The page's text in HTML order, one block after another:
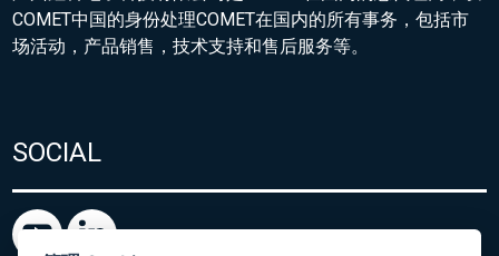
COMET中国的身份处理COMET在国内的所有事务，包括市
场活动，产品销售，技术支持和售后服务等。
SOCIAL